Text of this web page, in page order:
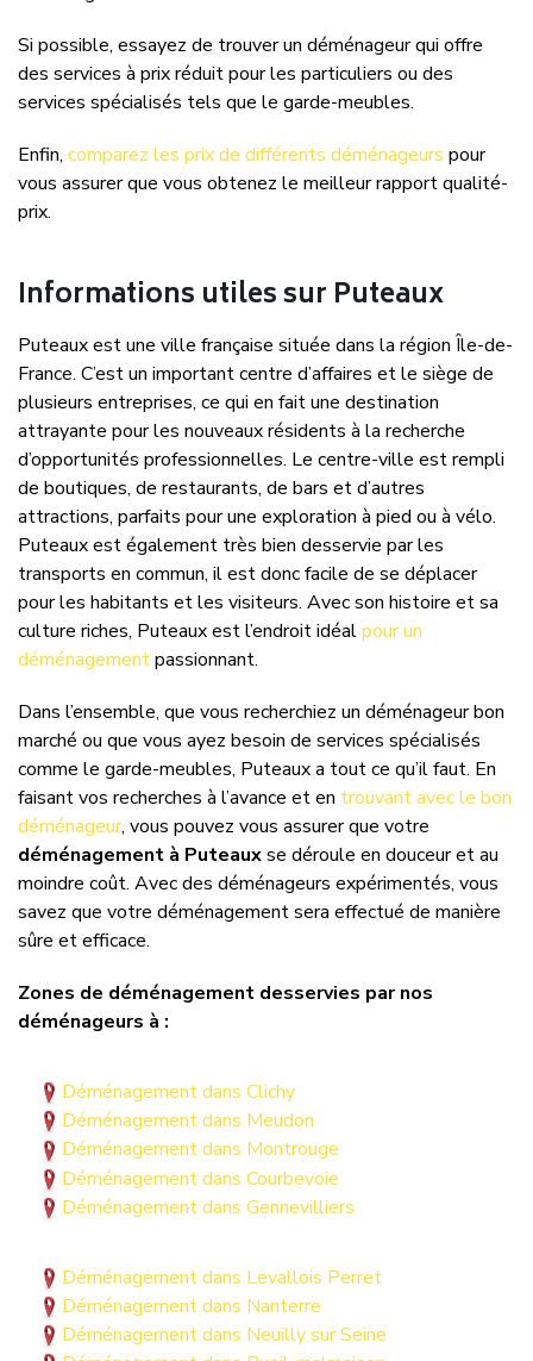
Si possible, essayez de trouver un déménageur qui offre
des services à prix réduit pour les particuliers ou des
services spécialisés tels que le garde-meubles.
Enfin, comparez les prix de différents déménageurs pour
vous assurer que vous obtenez le meilleur rapport qualité-
prix.
Informations utiles sur Puteaux
Puteaux est une ville française située dans la région Île-de-
France. C’est un important centre d’affaires et le siège de
plusieurs entreprises, ce qui en fait une destination
attrayante pour les nouveaux résidents à la recherche
d’opportunités professionnelles. Le centre-ville est rempli
de boutiques, de restaurants, de bars et d’autres
attractions, parfaits pour une exploration à pied ou à vélo.
Puteaux est également très bien desservie par les
transports en commun, il est donc facile de se déplacer
pour les habitants et les visiteurs. Avec son histoire et sa
culture riches, Puteaux est l’endroit idéalpour un
déménagementpassionnant.
Dans l’ensemble, que vous recherchiez un déménageur bon
marché ou que vous ayez besoin de services spécialisés
comme le garde-meubles, Puteaux a tout ce qu’il faut. En
faisant vos recherches à l’avance et en trouvant avec le bon
déménageur, vous pouvez vous assurer que votre
déménagement à Puteauxse déroule en douceur et au
moindre coût. Avec des déménageurs expérimentés, vous
savez que votre déménagement sera effectué de manière
sûre et efficace.
Zones de déménagement desservies par nos
déménageurs à :
Déménagement dans Clichy
Déménagement dans Meudon
Déménagement dans Montrouge
Déménagement dans Courbevoie
Déménagement dans Gennevilliers
Déménagement dans Levallois Perret
Déménagement dans Nanterre
Déménagement dans Neuilly sur Seine